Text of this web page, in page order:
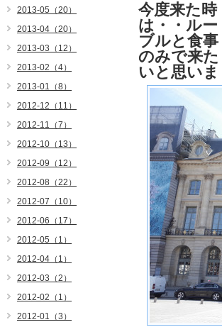
今度来た時
は・・ルー
ブルと食事
のみで来た
いと思いま
2013-05（20）
2013-04（20）
2013-03（12）
2013-02（4）
2013-01（8）
2012-12（11）
2012-11（7）
2012-10（13）
2012-09（12）
2012-08（22）
2012-07（10）
2012-06（17）
2012-05（1）
2012-04（1）
2012-03（2）
2012-02（1）
2012-01（3）